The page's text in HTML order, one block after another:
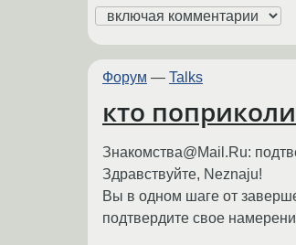
Форум — Talks
кто
Знакомства@Mail.Ru:
Здравствуйте, Neznaju!
Вы в одном шаге от
подтвердите свое